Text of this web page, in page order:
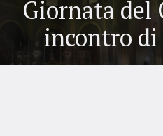
Giornata del
incontro